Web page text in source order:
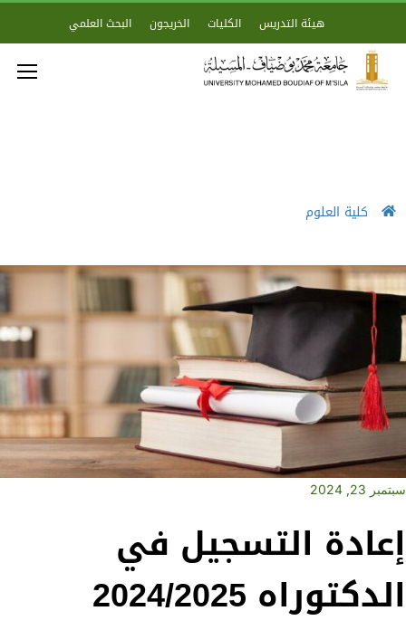
هيئة التدريس الكليات الخريجون البحث العلمي
كلية العلوم
سبتمبر 23, 2024
إعادة التسجيل في
الدكتوراه 2024/2025